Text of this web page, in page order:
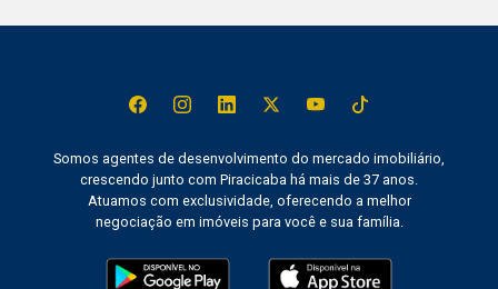
Somos agentes de desenvolvimento do mercado imobiliário,
crescendo junto com Piracicaba há mais de 37 anos.
Atuamos com exclusividade, oferecendo a melhor
negociação em imóveis para você e sua família.